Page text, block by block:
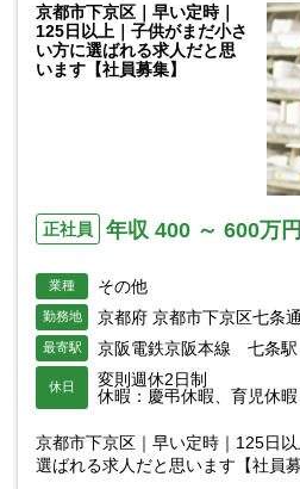
京都市下京区｜早い定時｜
125日以上｜子供がまだ小さ
い方に選ばれる求人だと思
います【社員募集】
正社員 年収 400 ～ 600万円
業種 その他
勤務地 京都府 京都市下京区七条
最寄駅 京阪電鉄京阪本線 七条駅
休日
変則週休2日制
休暇：慶弔休暇、育児休暇
京都市下京区｜早い定時｜125日
選ばれる求人だと思います【社員募